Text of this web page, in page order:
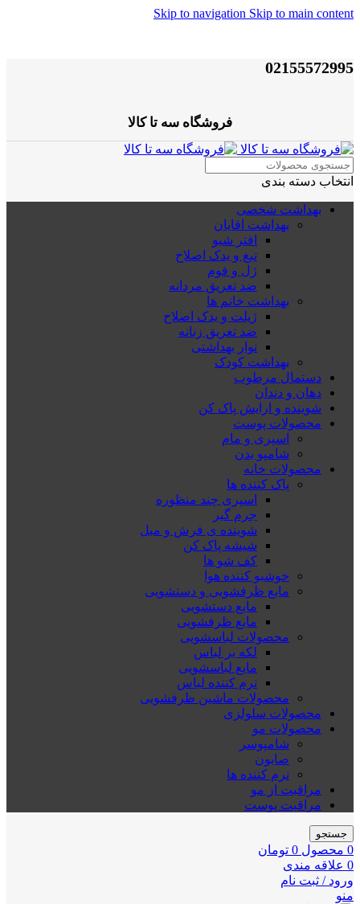
Skip to navigation Skip to main content
02155572995
فروشگاه سه تا کالا
انتخاب دسته بندی
بهداشت شخصی
بهداشت اقایان
افتر شیو
تیغ و یدک اصلاح
ژل و فوم
ضد تعریق مردانه
بهداشت خانم ها
ژیلت و یدک اصلاح
ضد تعریق زنانه
نوار بهداشتی
بهداشت کودک
دستمال مرطوب
دهان و دندان
شوینده و ارایش پاک کن
محصولات پوست
اسپری و مام
شامپو بدن
محصولات خانه
پاک کننده ها
اسپری چند منظوره
جرم گیر
شوینده ی فرش و مبل
شیشه پاک کن
کف شو ها
خوشبو کننده هوا
مایع ظرفشویی و دستشویی
مایع دستشویی
مایع ظرفشویی
محصولات لباسشویی
لکه بر لباس
مایع لباسشویی
نرم کننده لباس
محصولات ماشین ظرفشویی
محصولات سلولزی
محصولات مو
شامپوسر
صابون
نرم کننده ها
مراقبت از مو
مراقبت پوست
جستجو
0 محصول 0 تومان
0 علاقه مندی
ورود / ثبت نام
منو